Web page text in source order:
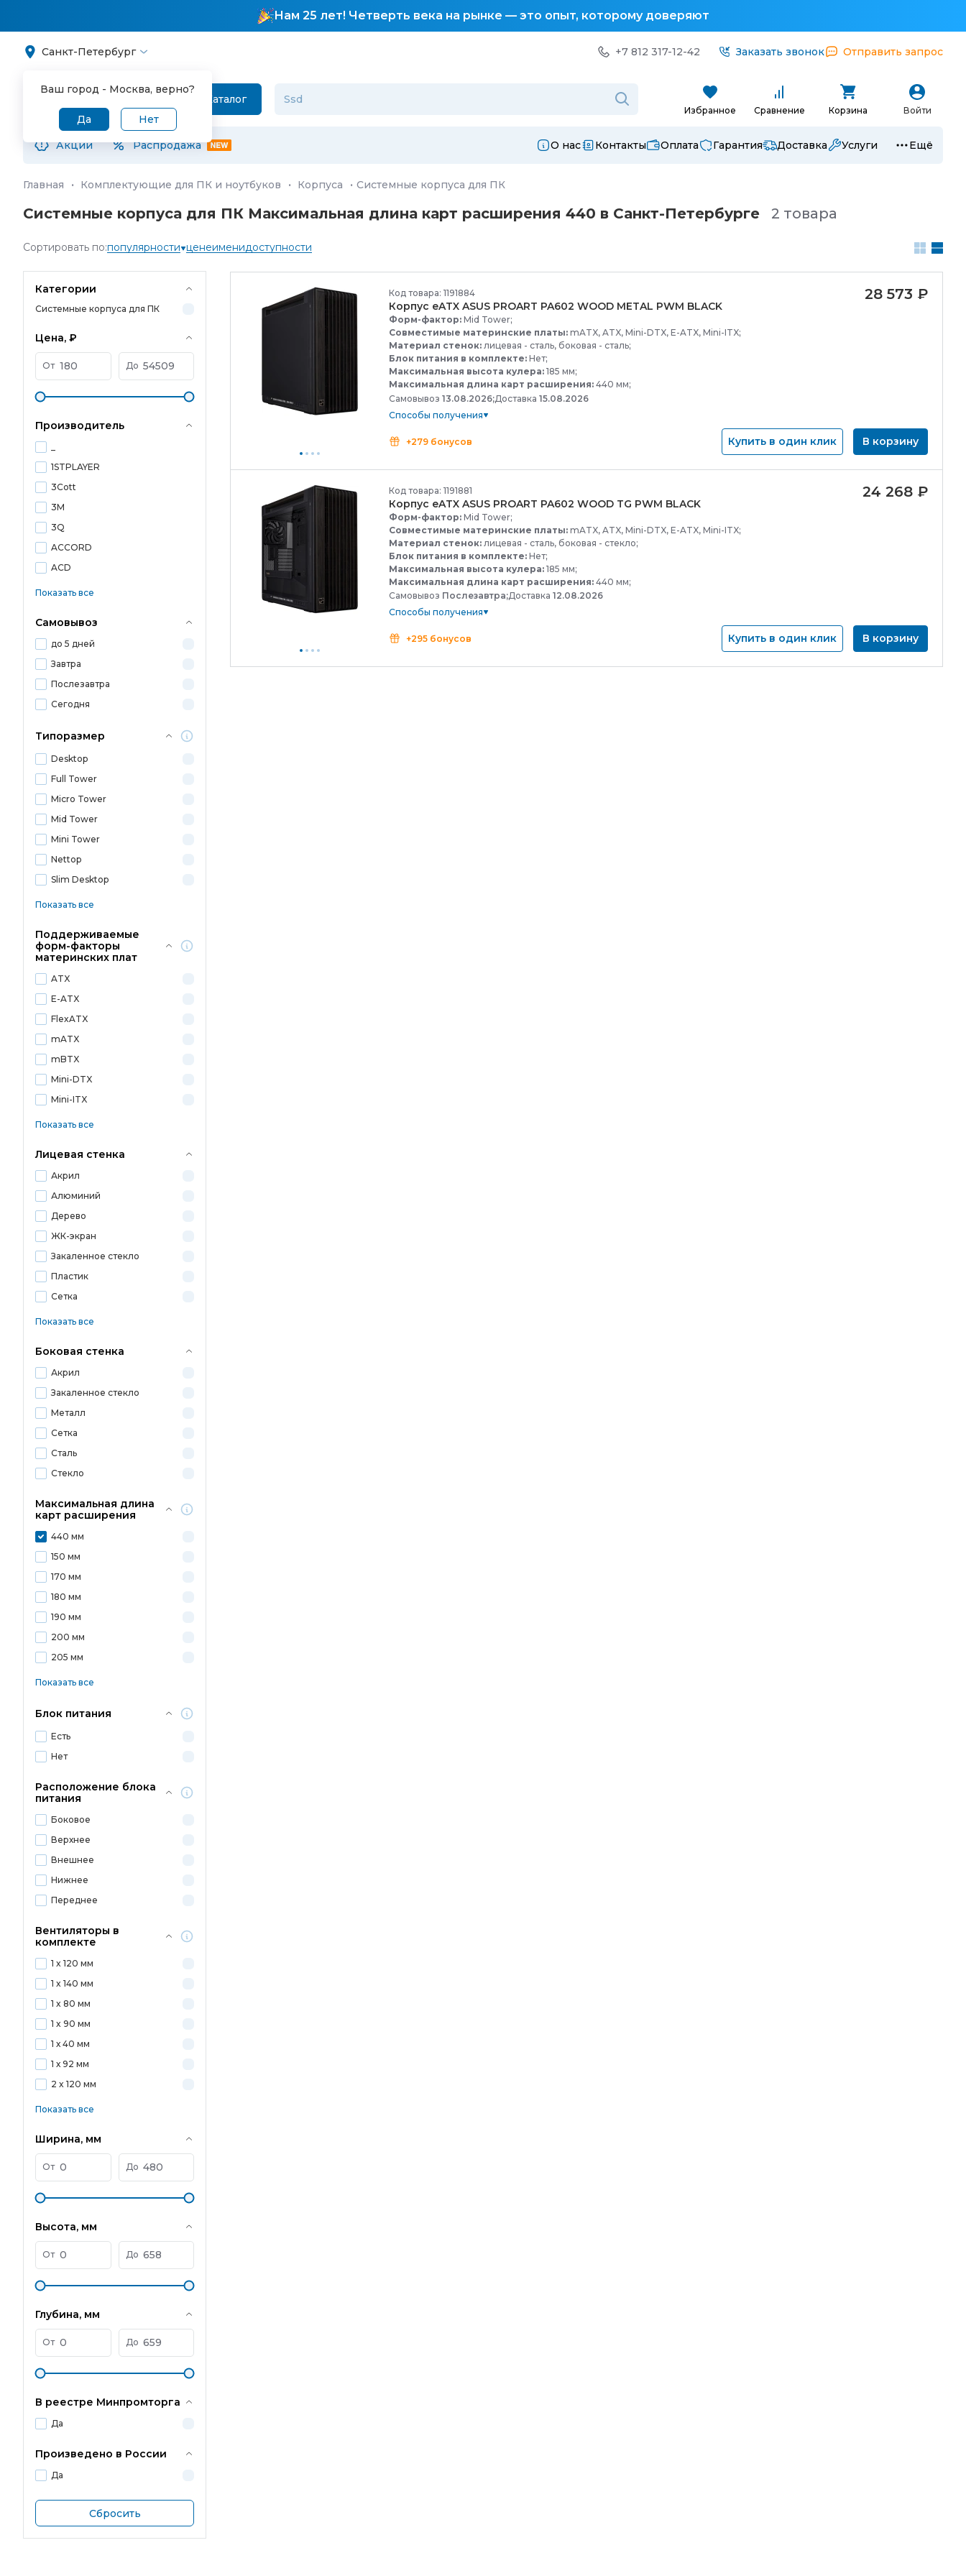
Нам 25 лет! Четверть века на рынке — это опыт, которому доверяют
Санкт-Петербург
Ваш город - Москва, верно?
Да Нет
+7 812 317-12-42 Заказать звонок Отправить запрос
Каталог
Избранное Сравнение Корзина Войти
Акции Распродажа О нас Контакты Оплата Гарантия Доставка Услуги Ещё
Главная · Комплектующие для ПК и ноутбуков · Корпуса · Системные корпуса для ПК
Системные корпуса для ПК Максимальная длина карт расширения 440 в Санкт-Петербургe 2 товара
Сортировать по:популярности ценеименидоступности
Категории
Системные корпуса для ПК
Цена, ₽
От До
Производитель
1STPLAYER
3Cott
3M
3Q
ACCORD
ACD
Показать все
Самовывоз
до 5 дней
Завтра
Послезавтра
Сегодня
Типоразмер
Desktop
Full Tower
Micro Tower
Mid Tower
Mini Tower
Nettop
Slim Desktop
Показать все
Поддерживаемые
форм-факторы
материнских плат
ATX
E-ATX
FlexATX
mATX
mBTX
Mini-DTX
Mini-ITX
Показать все
Лицевая стенка
Акрил
Алюминий
Дерево
ЖК-экран
Закаленное стекло
Пластик
Сетка
Показать все
Боковая стенка
Акрил
Закаленное стекло
Металл
Сетка
Сталь
Стекло
Максимальная длина
карт расширения
440 мм
150 мм
170 мм
180 мм
190 мм
200 мм
205 мм
Показать все
Блок питания
Есть
Нет
Расположение блока
питания
Боковое
Верхнее
Внешнее
Нижнее
Переднее
Вентиляторы в
комплекте
1 x 120 мм
1 x 140 мм
1 x 80 мм
1 x 90 мм
1 х 40 мм
1 х 92 мм
2 x 120 мм
Показать все
Ширина, мм
От До
Высота, мм
От До
Глубина, мм
От До
В реестре Минпромторга
Да
Произведено в России
Да
Сбросить
Код товара: 1191884
Корпус eATX ASUS PROART PA602 WOOD METAL PWM BLACK
Форм-фактор: Mid Tower;
Совместимые материнские платы: mATX, ATX, Mini-DTX, E-ATX, Mini-ITX;
Материал стенок: лицевая - сталь, боковая - сталь;
Блок питания в комплекте: Нет;
Максимальная высота кулера: 185 мм;
Максимальная длина карт расширения: 440 мм;
Самовывоз 13.08.2026;Доставка 15.08.2026
Способы получения
+279 бонусов
28 573 ₽
Купить в один клик В корзину
Код товара: 1191881
Корпус eATX ASUS PROART PA602 WOOD TG PWM BLACK
Форм-фактор: Mid Tower;
Совместимые материнские платы: mATX, ATX, Mini-DTX, E-ATX, Mini-ITX;
Материал стенок: лицевая - сталь, боковая - стекло;
Блок питания в комплекте: Нет;
Максимальная высота кулера: 185 мм;
Максимальная длина карт расширения: 440 мм;
Самовывоз Послезавтра;Доставка 12.08.2026
Способы получения
+295 бонусов
24 268 ₽
Купить в один клик В корзину